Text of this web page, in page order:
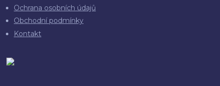
Ochrana osobních údajů
Obchodní podmínky
Kontakt